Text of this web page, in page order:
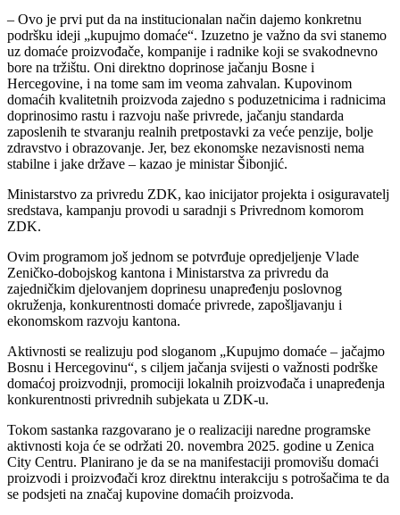
– Ovo je prvi put da na institucionalan način dajemo konkretnu
podršku ideji „kupujmo domaće“. Izuzetno je važno da svi stanemo
uz domaće proizvođače, kompanije i radnike koji se svakodnevno
bore na tržištu. Oni direktno doprinose jačanju Bosne i
Hercegovine, i na tome sam im veoma zahvalan. Kupovinom
domaćih kvalitetnih proizvoda zajedno s poduzetnicima i radnicima
doprinosimo rastu i razvoju naše privrede, jačanju standarda
zaposlenih te stvaranju realnih pretpostavki za veće penzije, bolje
zdravstvo i obrazovanje. Jer, bez ekonomske nezavisnosti nema
stabilne i jake države – kazao je ministar Šibonjić.
Ministarstvo za privredu ZDK, kao inicijator projekta i osiguravatelj
sredstava, kampanju provodi u saradnji s Privrednom komorom
ZDK.
Ovim programom još jednom se potvrđuje opredjeljenje Vlade
Zeničko-dobojskog kantona i Ministarstva za privredu da
zajedničkim djelovanjem doprinesu unapređenju poslovnog
okruženja, konkurentnosti domaće privrede, zapošljavanju i
ekonomskom razvoju kantona.
Aktivnosti se realizuju pod sloganom „Kupujmo domaće – jačajmo
Bosnu i Hercegovinu“, s ciljem jačanja svijesti o važnosti podrške
domaćoj proizvodnji, promociji lokalnih proizvođača i unapređenja
konkurentnosti privrednih subjekata u ZDK-u.
Tokom sastanka razgovarano je o realizaciji naredne programske
aktivnosti koja će se održati 20. novembra 2025. godine u Zenica
City Centru. Planirano je da se na manifestaciji promovišu domaći
proizvodi i proizvođači kroz direktnu interakciju s potrošačima te da
se podsjeti na značaj kupovine domaćih proizvoda.